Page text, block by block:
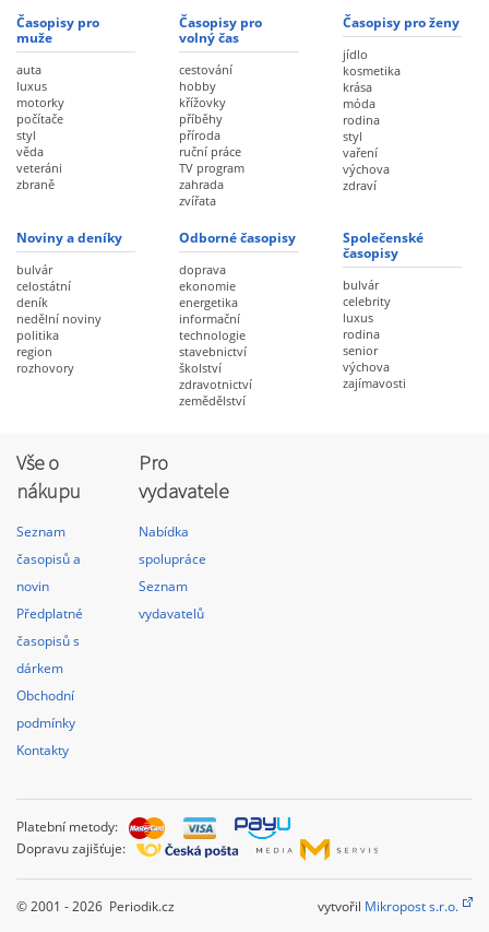
Časopisy pro
muže
auta
luxus
motorky
počítače
styl
věda
veteráni
zbraně
Časopisy pro
volný čas
cestování
hobby
křížovky
příběhy
příroda
ruční práce
TV program
zahrada
zvířata
Časopisy pro ženy
jídlo
kosmetika
krása
móda
rodina
styl
vaření
výchova
zdraví
Noviny a deníky
bulvár
celostátní
deník
nedělní noviny
politika
region
rozhovory
Odborné časopisy
doprava
ekonomie
energetika
informační
technologie
stavebnictví
školství
zdravotnictví
zemědělství
Společenské
časopisy
bulvár
celebrity
luxus
rodina
senior
výchova
zajímavosti
Vše o
nákupu
Seznam
časopisů a
novin
Předplatné
časopisů s
dárkem
Obchodní
podmínky
Kontakty
Pro
vydavatele
Nabídka
spolupráce
Seznam
vydavatelů
Platební metody:
Dopravu zajišťuje:
© 2001 - 2026 Periodik.cz vytvořil Mikropost s.r.o.